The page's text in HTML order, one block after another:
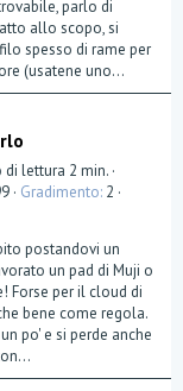
parlo di
allo scopo, si
spesso di rame per
(usatene uno...
di lettura 2 min.
Gradimento 2
postandovi un
un pad di Muji o
Forse per il cloud di
bene come regola.
po' e si perde anche